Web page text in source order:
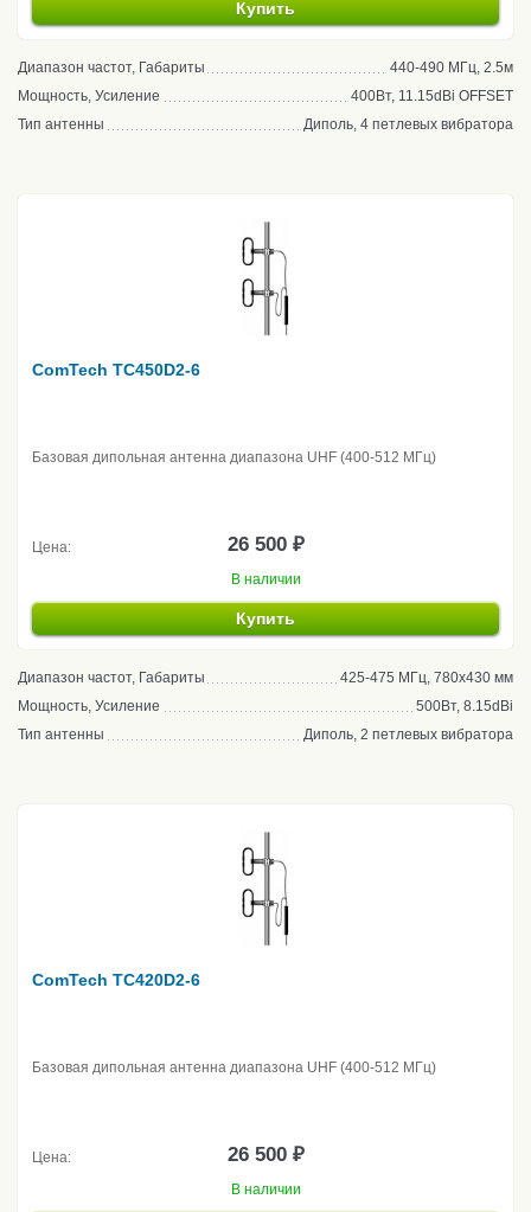
Купить
Диапазон частот, Габариты
440-490 МГц, 2.5м
Мощность, Усиление
400Вт, 11.15dBi OFFSET
Тип антенны
Диполь, 4 петлевых вибратора
ComTech TC450D2-6
Базовая дипольная антенна диапазона UHF (400-512 МГц)
Цена: 26 500 ₽
В наличии
Купить
Диапазон частот, Габариты
425-475 МГц, 780х430 мм
Мощность, Усиление
500Вт, 8.15dBi
Тип антенны
Диполь, 2 петлевых вибратора
ComTech TC420D2-6
Базовая дипольная антенна диапазона UHF (400-512 МГц)
Цена: 26 500 ₽
В наличии